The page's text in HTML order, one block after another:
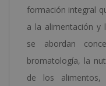
formación integral
a la alimentación y
se abordan
bromatología, la
de los